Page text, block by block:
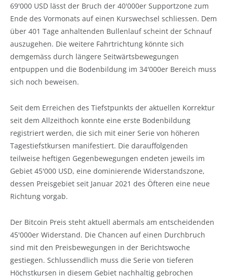
69'000 USD lässt der Bruch der 40'000er Supportzone zum
Ende des Vormonats auf einen Kurswechsel schliessen. Dem
über 401 Tage anhaltenden Bullenlauf scheint der Schnauf
auszugehen. Die weitere Fahrtrichtung könnte sich
demgemäss durch längere Seitwärtsbewegungen
entpuppen und die Bodenbildung im 34'000er Bereich muss
sich noch beweisen.
Seit dem Erreichen des Tiefstpunkts der aktuellen Korrektur
seit dem Allzeithoch konnte eine erste Bodenbildung
registriert werden, die sich mit einer Serie von höheren
Tagestiefstkursen manifestiert. Die darauffolgenden
teilweise heftigen Gegenbewegungen endeten jeweils im
Gebiet 45'000 USD, eine dominierende Widerstandszone,
dessen Preisgebiet seit Januar 2021 des Öfteren eine neue
Richtung vorgab.
Der Bitcoin Preis steht aktuell abermals am entscheidenden
45'000er Widerstand. Die Chancen auf einen Durchbruch
sind mit den Preisbewegungen in der Berichtswoche
gestiegen. Schlussendlich muss die Serie von tieferen
Höchstkursen in diesem Gebiet nachhaltig gebrochen